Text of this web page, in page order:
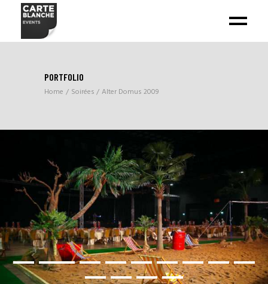
PORTFOLIO